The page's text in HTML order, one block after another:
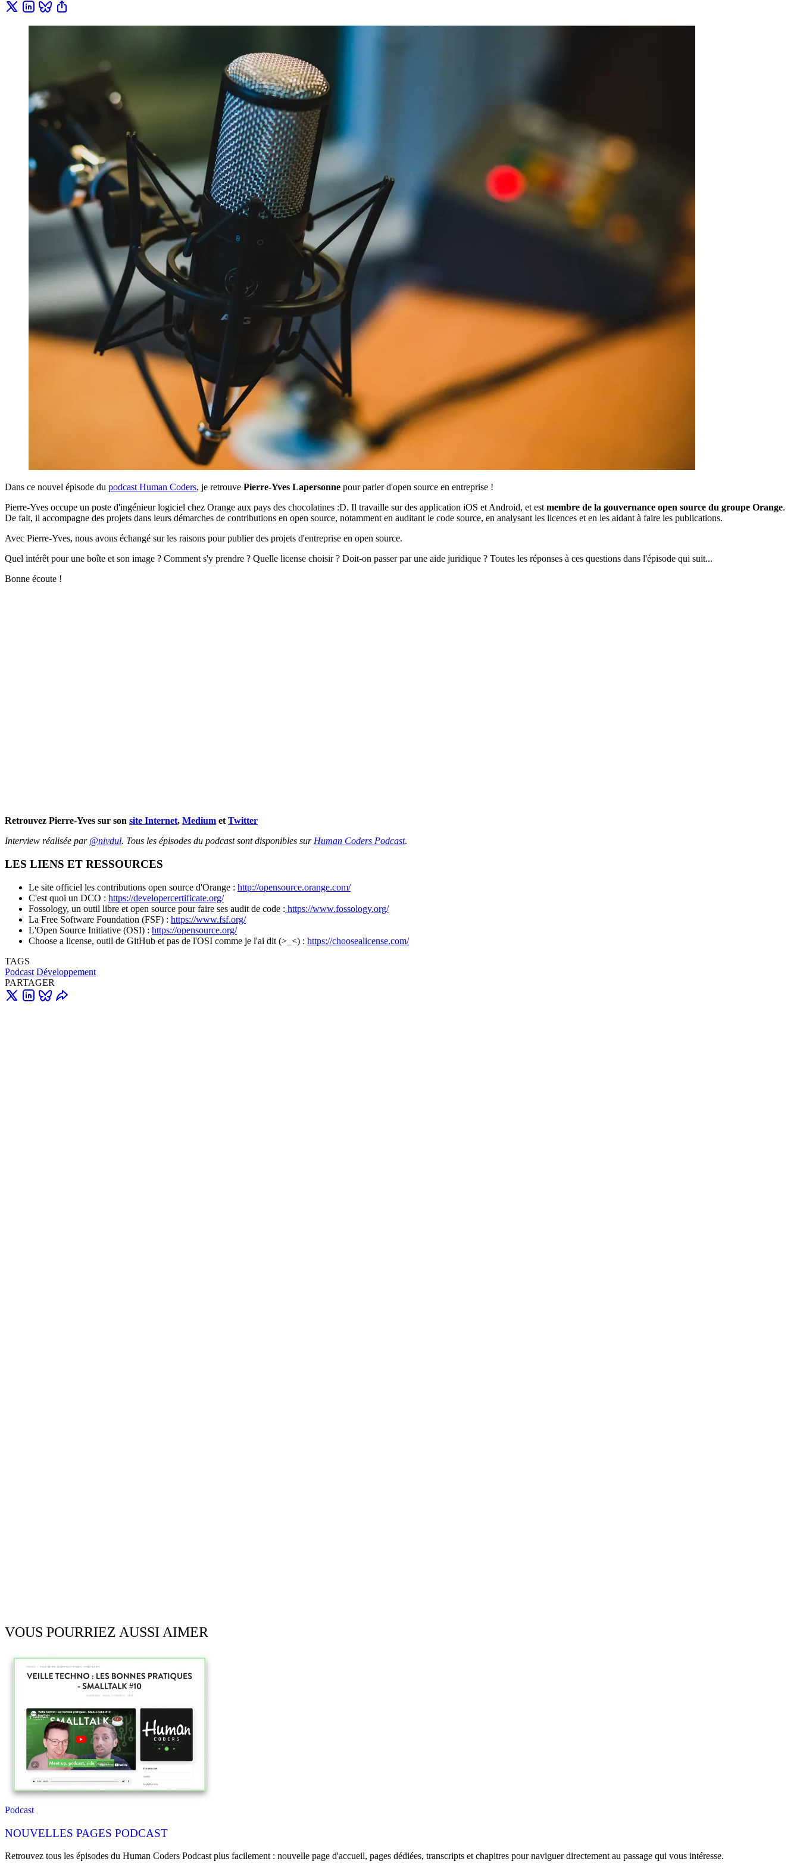
Dans ce nouvel épisode du podcast Human Coders, je retrouve Pierre-Yves Lapersonne pour parler d'open source en entreprise !
Pierre-Yves occupe un poste d'ingénieur logiciel chez Orange aux pays des chocolatines :D. Il travaille sur des application iOS et Android, et est membre de la gouvernance open source du groupe Orange.
De fait, il accompagne des projets dans leurs démarches de contributions en open source, notamment en auditant le code source, en analysant les licences et en les aidant à faire les publications.
Avec Pierre-Yves, nous avons échangé sur les raisons pour publier des projets d'entreprise en open source.
Quel intérêt pour une boîte et son image ? Comment s'y prendre ? Quelle license choisir ? Doit-on passer par une aide juridique ? Toutes les réponses à ces questions dans l'épisode qui suit...
Bonne écoute !
Retrouvez Pierre-Yves sur son site Internet, Medium et Twitter
Interview réalisée par @nivdul. Tous les épisodes du podcast sont disponibles sur Human Coders Podcast.
LES LIENS ET RESSOURCES
Le site officiel les contributions open source d'Orange : http://opensource.orange.com/
C'est quoi un DCO : https://developercertificate.org/
Fossology, un outil libre et open source pour faire ses audit de code : https://www.fossology.org/
La Free Software Foundation (FSF) : https://www.fsf.org/
L'Open Source Initiative (OSI) : https://opensource.org/
Choose a license, outil de GitHub et pas de l'OSI comme je l'ai dit (>_<) : https://choosealicense.com/
TAGS
Podcast Développement
PARTAGER
VOUS POURRIEZ AUSSI AIMER
Podcast
NOUVELLES PAGES PODCAST
Retrouvez tous les épisodes du Human Coders Podcast plus facilement : nouvelle page d'accueil, pages dédiées, transcripts et chapitres pour naviguer directement au passage qui vous intéresse.